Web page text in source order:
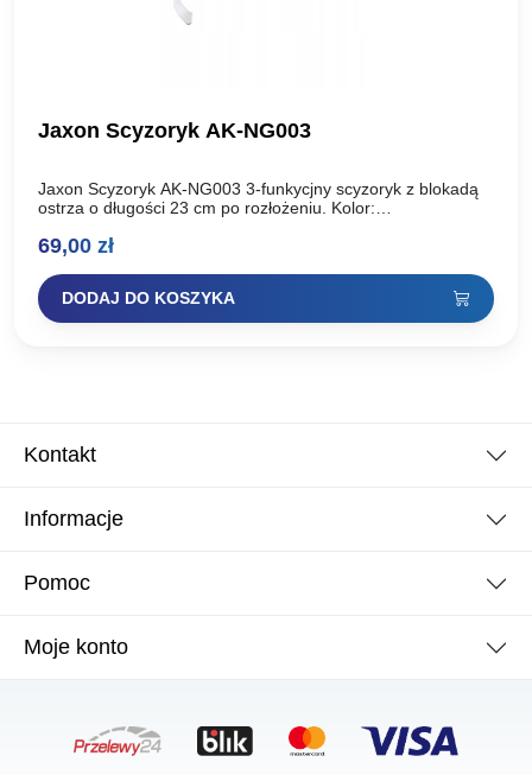
Jaxon Scyzoryk AK-NG003
Jaxon Scyzoryk AK-NG003 3-funkycjny scyzoryk z blokadą
ostrza o długości 23 cm po rozłożeniu. Kolor:
AK-NG003
69,00 zł
DODAJ DO KOSZYKA
Kontakt
Informacje
Pomoc
Moje konto